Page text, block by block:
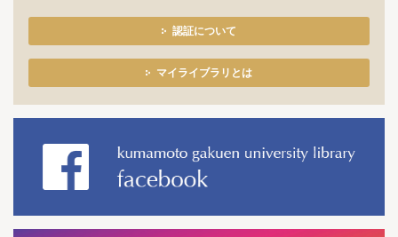
認証について
マイライブラリとは